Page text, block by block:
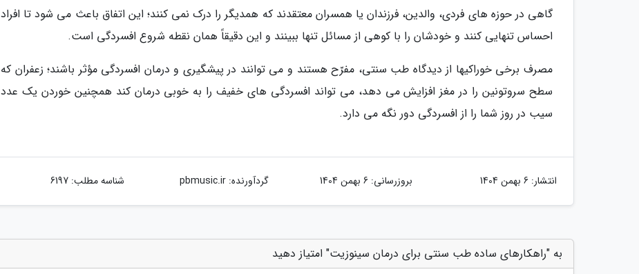
گاهی در حوزه های فردی، والدین، فرزندان یا همسران معتقدند که همدیگر را درک نمی کنند؛ این اتفاق باعث می شود تا افراد
احساس تنهایی کنند و خودشان را با کوهی از مسائل تنها ببینند و این دقیقاً همان نقطه شروع افسردگی است.
مصرف برخی خوراکیها از دیدگاه طب سنتی، مفرّح هستند و می توانند در پیشگیری و درمان افسردگی مؤثر باشند؛ زعفران که
سطح سروتونین را در مغز افزایش می دهد، می تواند افسردگی های خفیف را به خوبی درمان کند همچنین خوردن یک عدد
سیب در روز شما را از افسردگی دور نگه می دارد.
انتشار: 6 بهمن 1404 بروزرسانی: 6 بهمن 1404 گردآورنده:pbmusic.ir شناسه مطلب: 6197
به "راهکارهای ساده طب سنتی برای درمان سینوزیت" امتیاز دهید